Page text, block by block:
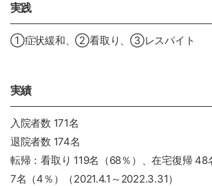
実践
①症状緩和、②看取り、③レスパイト
実績
入院者数 171名
退院者数 174名
転帰：看取り 119名（68％）、在宅復帰 48
7名（4％）（2021.4.1～2022.3.31）